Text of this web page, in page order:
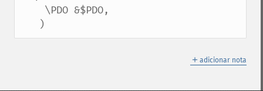
   )
＋ adicionar nota